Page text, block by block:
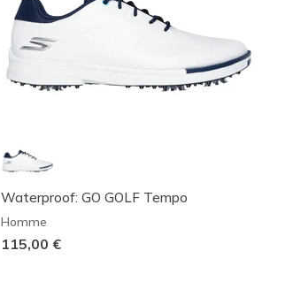
Waterproof: GO GOLF Tempo
Homme
115,00 €